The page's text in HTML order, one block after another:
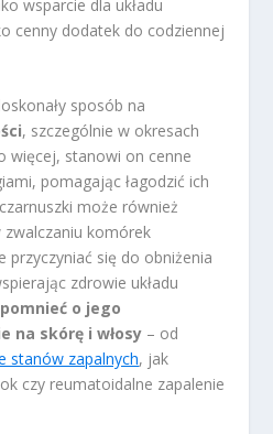
wsparcie dla układu
cenny dodatek do codziennej
sposób na
, szczególnie w okresach
więcej, stanowi on cenne
pomagając łagodzić ich
może również
komórek
się do obniżenia
zdrowie układu
o jego
na skórę i włosy – od
stanów zapalnych, jak
czy reumatoidalne zapalenie